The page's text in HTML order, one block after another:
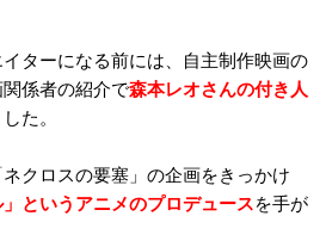
ターになる前には、自主制作映画の
係者の紹介で森本レオさんの付き人
た。
クロスの要塞」の企画をきっかけ
」というアニメのプロデュースを手が